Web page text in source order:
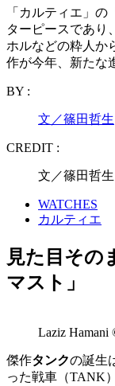
「カルティエ」
ターピースであり
ホルなどの粋人か
作が今年、新たな
BY :
文／篠田哲生
CREDIT :
文／篠田哲生
WATCHES
カルティエ
見た目その
マスト」
Laziz Hamani
傑作タンクの誕生
った戦車（TANK